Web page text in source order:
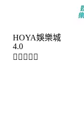
HOYA娛樂城
4.0
    